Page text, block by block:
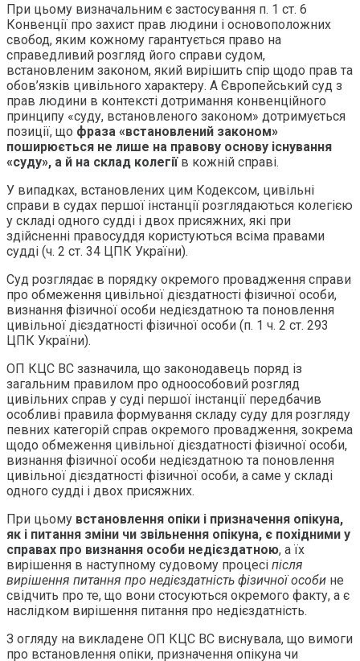
При цьому визначальним є застосування п. 1 ст. 6
Конвенції про захист прав людини і основоположних
свобод, яким кожному гарантується право на
справедливий розгляд його справи судом,
встановленим законом, який вирішить спір щодо прав та
обов’язків цивільного характеру. А Європейський суд з
прав людини в контексті дотримання конвенційного
принципу «суду, встановленого законом» дотримується
позиції, що фраза «встановлений законом»
поширюється не лише на правову основу існування
«суду», а й на склад колегіїв кожній справі.
У випадках, встановлених цим Кодексом, цивільні
справи в судах першої інстанції розглядаються колегією
у складі одного судді і двох присяжних, які при
здійсненні правосуддя користуються всіма правами
судді (ч. 2 ст. 34 ЦПК України).
Суд розглядає в порядку окремого провадження справи
про обмеження цивільної дієздатності фізичної особи,
визнання фізичної особи недієздатною та поновлення
цивільної дієздатності фізичної особи (п. 1 ч. 2 ст. 293
ЦПК України).
ОП КЦС ВС зазначила, що законодавець поряд із
загальним правилом про одноособовий розгляд
цивільних справ у суді першої інстанції передбачив
особливі правила формування складу суду для розгляду
певних категорій справ окремого провадження, зокрема
щодо обмеження цивільної дієздатності фізичної особи,
визнання фізичної особи недієздатною та поновлення
цивільної дієздатності фізичної особи, а саме у складі
одного судді і двох присяжних.
При цьому встановлення опіки і призначення опікуна,
як і питання зміни чи звільнення опікуна, є похідними у
справах про визнання особи недієздатною, а їх
вирішення в наступному судовому процесі після
вирішення питання про недієздатність фізичної особи не
свідчить про те, що вони стосуються окремого факту, а є
наслідком вирішення питання про недієздатність.
З огляду на викладене ОП КЦС ВС виснувала, що вимоги
про встановлення опіки, призначення опікуна чи